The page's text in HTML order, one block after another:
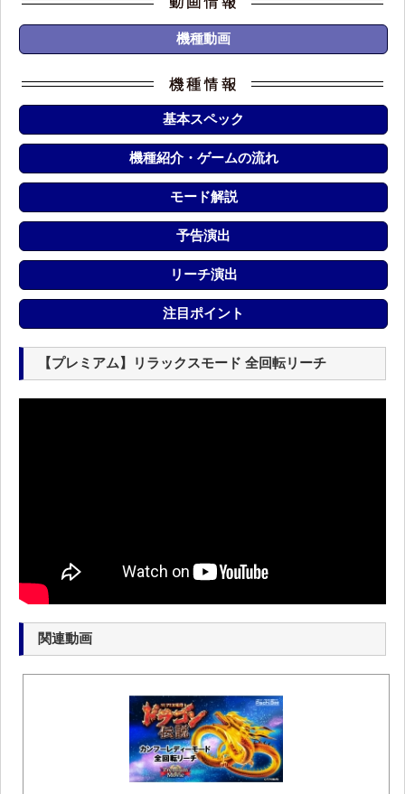
機種動画
基本スペック
機種紹介・ゲームの流れ
モード解説
予告演出
リーチ演出
注目ポイント
【プレミアム】リラックスモード 全回転リーチ
関連動画